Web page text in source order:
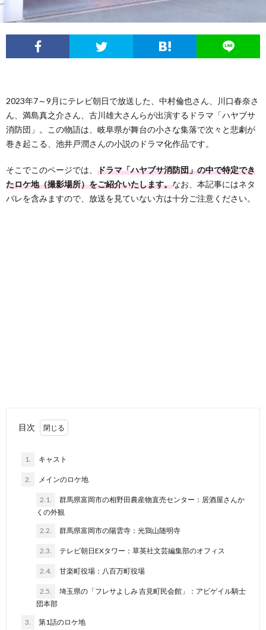
2023年7～9月にテレビ朝日で放送した、中村倫也さん、川口春奈さ
ん、満島真之介さん、古川雄大さんらが出演するドラマ「ハヤブサ
消防団」。この物語は、岐阜県が舞台の小さな集落で次々と悲劇が
巻き起こる、池井戸潤さんの小説のドラマ化作品です。
そこでこのページでは、 ドラマ「ハヤブサ消防団」の中で特定でき
たロケ地（撮影場所）をご紹介いたします。なお、本記事にはネタ
バレを含みますので、放送を見ていない方は十分ご注意ください。
目次
1. キャスト
2. メインのロケ地
2.1.
群馬県富岡市の相野田農産物直売センター：居酒屋さんか
くの外観
2.2. 群馬県富岡市の陽雲寺：光鶏山随明寺
2.3. テレビ朝日EXタワー：草英社文芸編集部のオフィス
2.4. 甘楽町役場：八百万町役場
2.5.
埼玉県の「フレサよしみ 吉見町民会館」：アビゲイル騎士
団本部
3. 第1話のロケ地